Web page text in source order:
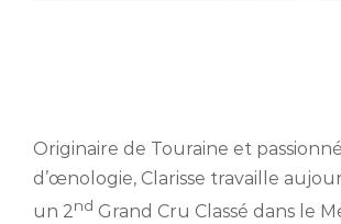
Originaire de Touraine et
d’œnologie, Clarisse travaille
un 2nd Grand Cru Classé dans le